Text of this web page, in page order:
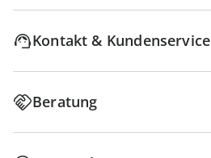
Kontakt & Kundenservice
Beratung